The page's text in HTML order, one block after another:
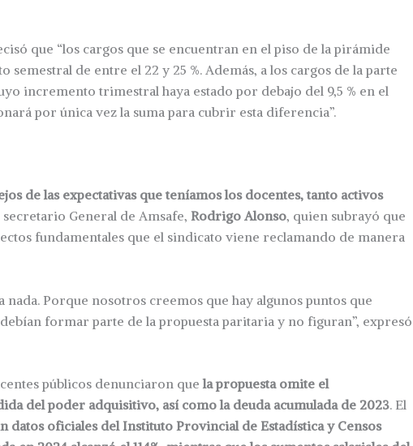
que “los cargos que se encuentran en el piso de la pirámide
semestral de entre el 22 y 25 %. Además, a los cargos de la parte
incremento trimestral haya estado por debajo del 9,5 % en el
por única vez la suma para cubrir esta diferencia”.
de las expectativas que teníamos los docentes, tanto activos
secretario General de Amsafe, Rodrigo Alonso, quien subrayó que
fundamentales que el sindicato viene reclamando de manera
nada. Porque nosotros creemos que hay algunos puntos que
formar parte de la propuesta paritaria y no figuran”, expresó
públicos denunciaron quela propuesta omite el
del poder adquisitivo, así como la deuda acumulada de 2023. El
datos oficiales del Instituto Provincial de Estadística y Censos